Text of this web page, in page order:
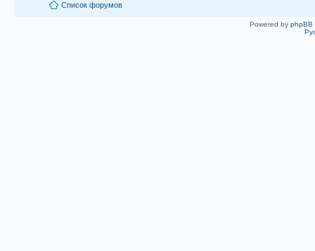
Список форумов
Powered by phpBB